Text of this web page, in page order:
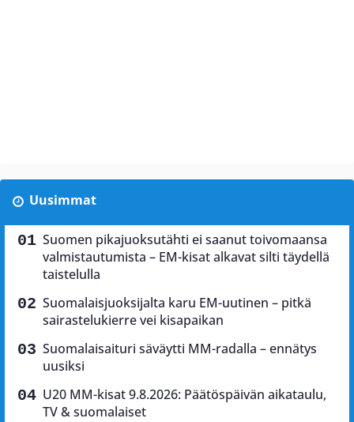
Uusimmat
Suomen pikajuoksutähti ei saanut toivomaansa
valmistautumista – EM-kisat alkavat silti täydellä
taistelulla
Suomalaisjuoksijalta karu EM-uutinen – pitkä
sairastelukierre vei kisapaikan
Suomalaisaituri säväytti MM-radalla – ennätys
uusiksi
U20 MM-kisat 9.8.2026: Päätöspäivän aikataulu,
TV & suomalaiset